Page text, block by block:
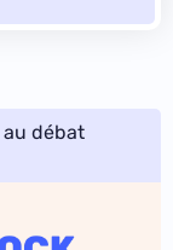
débat